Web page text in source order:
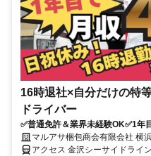
16時退社×自分だけの特
ドライバー
✅普通免許＆業界未経験OK✅1年
✅16時退社で夜勤なし
マルアサ梱包商会有限会社 横
アクセス 金沢シーサイドライ